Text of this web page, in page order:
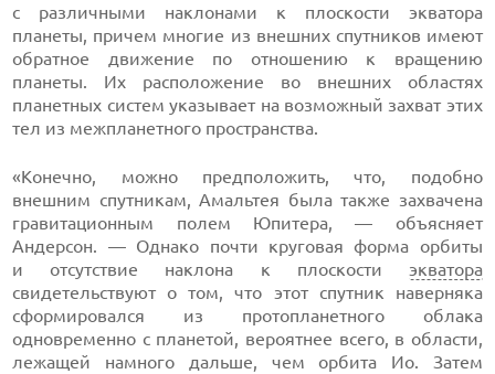
с различными наклонами к плоскости экватора
планеты, причем многие из внешних спутников имеют
обратное движение по отношению к вращению
планеты. Их расположение во внешних областях
планетных систем указывает на возможный захват этих
тел из межпланетного пространства.
«Конечно, можно предположить, что, подобно
внешним спутникам, Амальтея была также захвачена
гравитационным полем Юпитера, — объясняет
Андерсон. — Однако почти круговая форма орбиты
и отсутствие наклона к плоскости экватора
свидетельствуют о том, что этот спутник наверняка
сформировался из протопланетного облака
одновременно с планетой, вероятнее всего, в области,
лежащей намного дальше, чем орбита Ио. Затем